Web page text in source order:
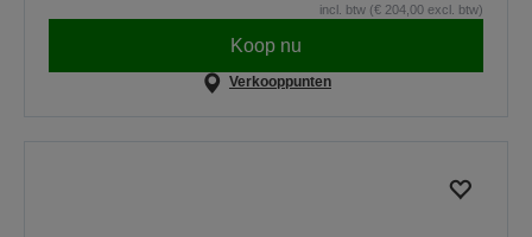
incl. btw (€ 204,00 excl. btw)
Koop nu
Verkooppunten